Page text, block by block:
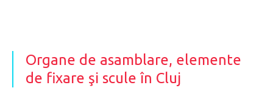
Organe de asamblare, elemente
de fixare şi scule în Cluj